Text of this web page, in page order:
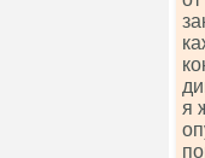
я